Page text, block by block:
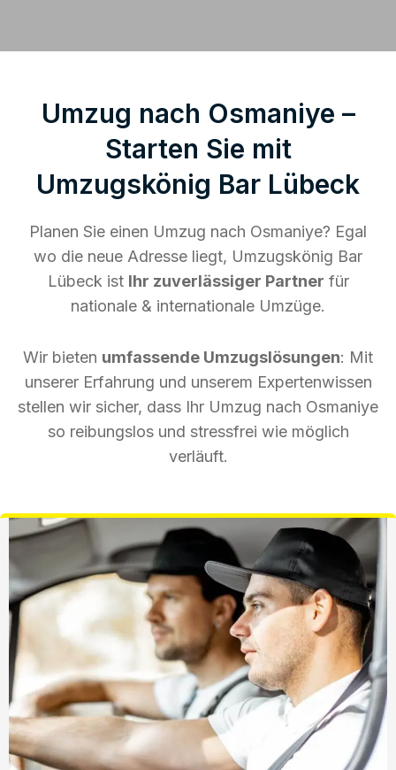
Umzug nach Osmaniye –
Starten Sie mit
Umzugskönig Bar Lübeck
Planen Sie einen Umzug nach Osmaniye? Egal
wo die neue Adresse liegt, Umzugskönig Bar
Lübeck ist Ihr zuverlässiger Partner für
nationale & internationale Umzüge.
Wir bieten umfassende Umzugslösungen: Mit
unserer Erfahrung und unserem Expertenwissen
stellen wir sicher, dass Ihr Umzug nach Osmaniye
so reibungslos und stressfrei wie möglich
verläuft.